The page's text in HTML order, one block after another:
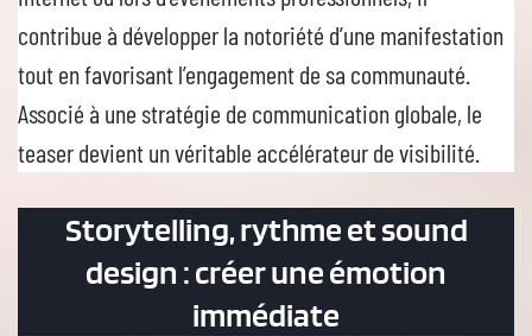
contribue à développer la notoriété d’une manifestation
tout en favorisant l’engagement de sa communauté.
Associé à une stratégie de communication globale, le
teaser devient un véritable accélérateur de visibilité.
Storytelling, rythme et sound
design : créer une émotion
immédiate